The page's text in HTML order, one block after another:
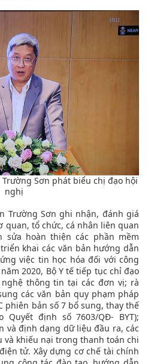
Sơn phát biểu chị đạo hội
nghị
Trường Sơn ghi nhận, đánh giá
quan, tổ chức, cá nhân liên quan
hoàn thiện các phần mềm
khai các văn bản hướng dẫn
việc tin học hóa đối với công
2020, Bộ Y tế tiếp tục chỉ đạo
thông tin tại các đơn vị; rà
các văn bản quy phạm pháp
phiên bản số 7 bổ sung, thay thế
định số 7603/QĐ- BYT);
và định dạng dữ liệu đầu ra, các
và khiếu nại trong thanh toán chi
tử. Xây dựng cơ chế tài chính